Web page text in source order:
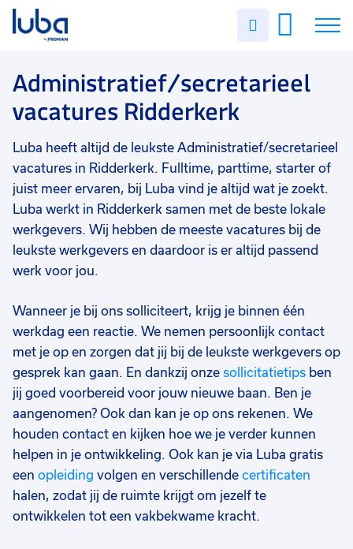
Uren
Vacatures
Over ons
Voor werkgevers
Contact
Administratief/secretarieel
vacatures Ridderkerk
Luba heeft altijd de leukste Administratief/secretarieel
vacatures in Ridderkerk. Fulltime, parttime, starter of
juist meer ervaren, bij Luba vind je altijd wat je zoekt.
Luba werkt in Ridderkerk samen met de beste lokale
werkgevers. Wij hebben de meeste vacatures bij de
leukste werkgevers en daardoor is er altijd passend
werk voor jou.
Wanneer je bij ons solliciteert, krijg je binnen één
werkdag een reactie. We nemen persoonlijk contact
met je op en zorgen dat jij bij de leukste werkgevers op
gesprek kan gaan. En dankzij onze sollicitatietips ben
jij goed voorbereid voor jouw nieuwe baan. Ben je
aangenomen? Ook dan kan je op ons rekenen. We
houden contact en kijken hoe we je verder kunnen
helpen in je ontwikkeling. Ook kan je via Luba gratis
een opleiding volgen en verschillende certificaten
halen, zodat jij de ruimte krijgt om jezelf te
ontwikkelen tot een vakbekwame kracht.
Filter vacatures
Vakgebied 0
Administratief/secretarieel
Opleidingsniveau 0
Uitzicht op vast 1
Uren per week 0
37 - 40+ uur 1
33 - 36 uur